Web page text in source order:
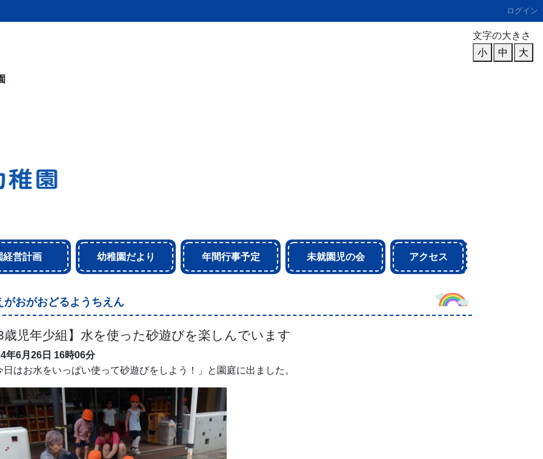
ログイン
文字の大きさ
小
中 大
経営計画 幼稚園だより 年間行事予定 未就園児の会 アクセス
がおがおどるようちえん
歳児年少組】水を使った砂遊びを楽しんでいます
年6月26日 16時06分
日はお水をいっぱい使って砂遊びをしよう！」と園庭に出ました。